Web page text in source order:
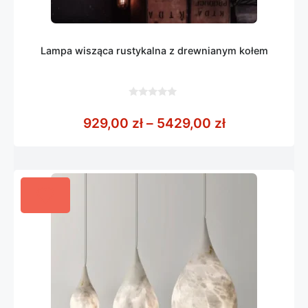
Lampa wisząca rustykalna z drewnianym kołem
5
929,00 zł – 5429,00 złZakres cen: